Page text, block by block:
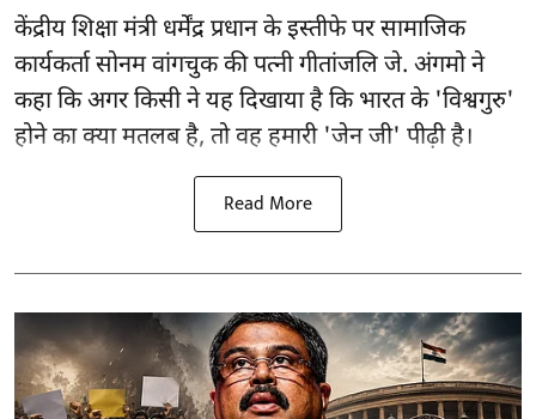
केंद्रीय शिक्षा मंत्री धर्मेंद्र प्रधान के इस्तीफे पर सामाजिक
कार्यकर्ता सोनम वांगचुक की पत्नी गीतांजलि जे. अंगमो ने
कहा कि अगर किसी ने यह दिखाया है कि भारत के 'विश्वगुरु'
होने का क्या मतलब है, तो वह हमारी 'जेन जी' पीढ़ी है।
Read More